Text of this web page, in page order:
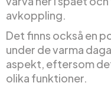
avkoppling.
Det finns också en
under de varma
aspekt, eftersom
olika funktioner.